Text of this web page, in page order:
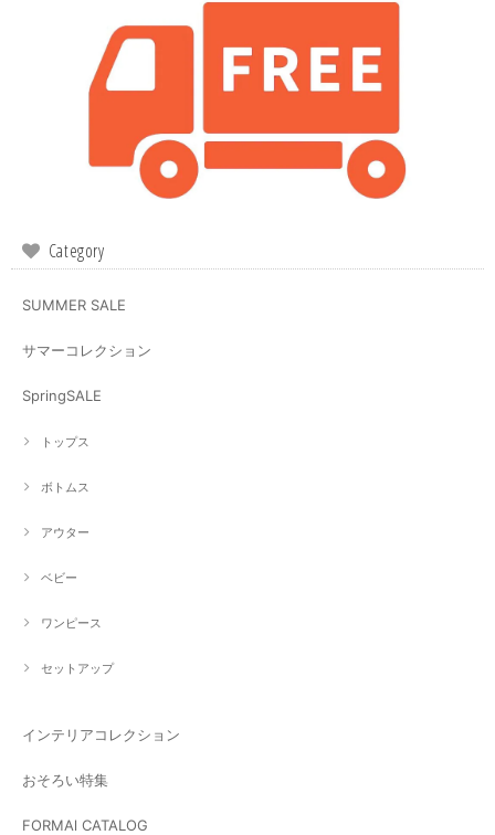
Category
SUMMER SALE
サマーコレクション
SpringSALE
トップス
ボトムス
アウター
ベビー
ワンピース
セットアップ
インテリアコレクション
おそろい特集
FORMAl CATALOG